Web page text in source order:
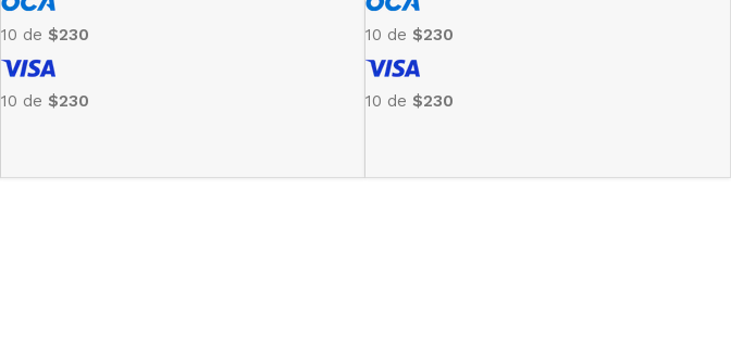
10 de $230
10 de $230
10 de $230
10 de $230